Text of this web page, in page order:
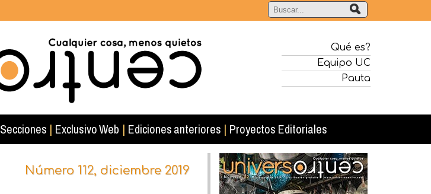
Qué es?
Equipo UC
Pauta
Secciones | Exclusivo Web | Ediciones anteriores | Proyectos Editoriales
Número 112, diciembre 2019